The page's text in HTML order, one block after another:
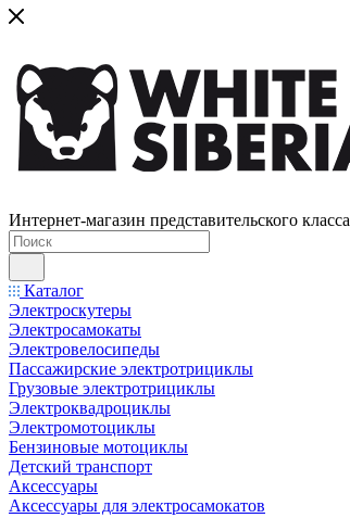
Интернет-магазин представительского класса
Каталог
Электроскутеры
Электросамокаты
Электровелосипеды
Пассажирские электротрициклы
Грузовые электротрициклы
Электроквадроциклы
Электромотоциклы
Бензиновые мотоциклы
Детский транспорт
Аксессуары
Аксессуары для электросамокатов